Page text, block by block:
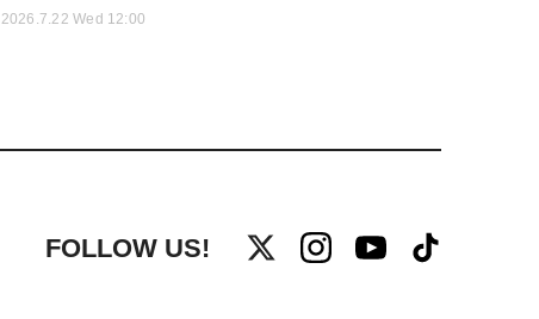
2026.7.22 Wed 12:00
FOLLOW US!